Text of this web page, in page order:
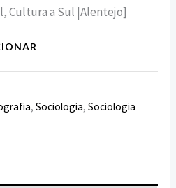
Cultura a Sul |Alentejo]
,Sociologia,Sociologia